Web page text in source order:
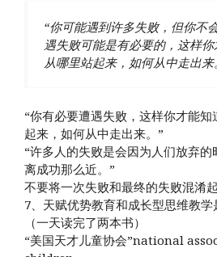
“你可能遇到许多失败，但你不
遇失败可能是有必要的，这样你
从哪里站起来，如何从中走出来
“你有必要遭遇失败，这样你才能
起来，如何从中走出来。”
“许多人的失败是会因为人们放弃
离成功那么近。”
不要将一次失败和最终的失败混淆起
7、天赋优势教育和成长型思维教
（一天读完了两本书）
“美国天才儿童协会”national